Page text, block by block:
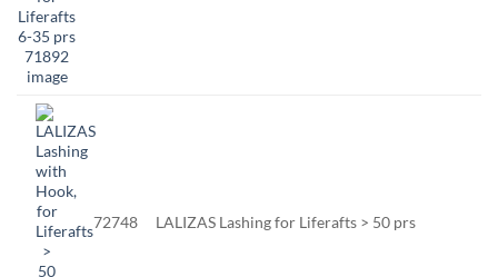
72748 LALIZAS Lashing for Liferafts > 50 prs